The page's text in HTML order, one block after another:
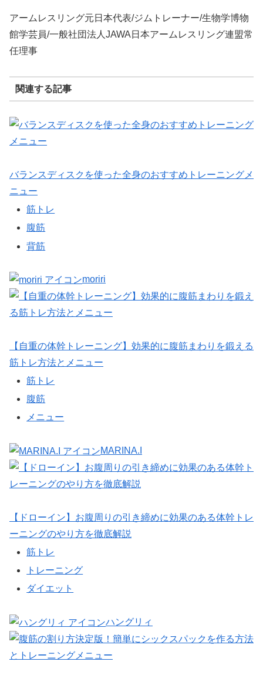
アームレスリング元日本代表/ジムトレーナー/生物学博物
館学芸員/一般社団法人JAWA日本アームレスリング連盟常
任理事
関連する記事
バランスディスクを使った全身のおすすめトレーニングメ
ニュー
筋トレ
腹筋
背筋
moriri
【自重の体幹トレーニング】効果的に腹筋まわりを鍛える
筋トレ方法とメニュー
筋トレ
腹筋
メニュー
MARINA.I
【ドローイン】お腹周りの引き締めに効果のある体幹トレ
ーニングのやり方を徹底解説
筋トレ
トレーニング
ダイエット
ハングリィ